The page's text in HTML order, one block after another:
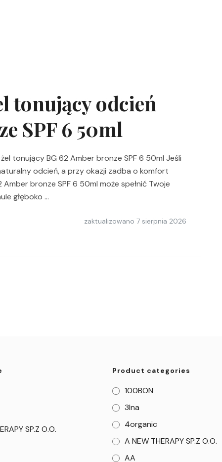
tonujący odcień
SPF 6 50ml
tonujący BG 62 Amber bronze SPF 6 50ml Jeśli
odcień, a przy okazji zadba o komfort
bronze SPF 6 50ml może spełnić Twoje
głęboko …
zaktualizowano 7 sierpnia 2026
SP.Z O.O.
Product categories
100BON
3Ina
4organic
A NEW THERAPY SP.Z O.O.
AA